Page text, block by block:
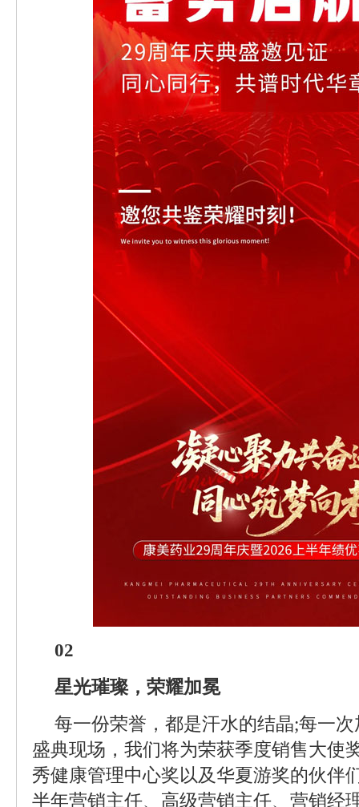
02
星光璀璨，荣耀加冕
每一份荣誉，都是汗水的结晶;每一
盛典现场，我们将为荣获季度销售大使
秀健康管理中心奖以及华夏游奖的伙伴
半年营销主任、高级营销主任、营销经